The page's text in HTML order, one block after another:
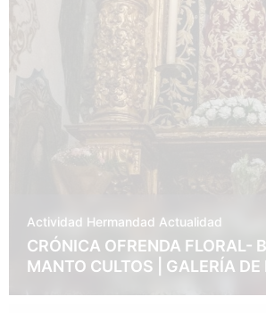
Actividad Hermandad Actualidad
CRÓNICA OFRENDA FLORAL-
MANTO CULTOS | GALERÍA DE